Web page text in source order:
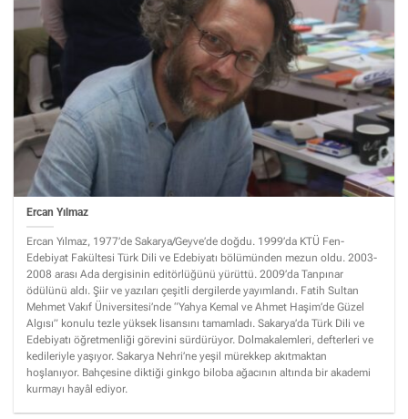
Ercan Yılmaz
Ercan Yılmaz, 1977’de Sakarya/Geyve’de doğdu. 1999’da KTÜ Fen-
Edebiyat Fakültesi Türk Dili ve Edebiyatı bölümünden mezun oldu. 2003-
2008 arası Ada dergisinin editörlüğünü yürüttü. 2009’da Tanpınar
ödülünü aldı. Şiir ve yazıları çeşitli dergilerde yayımlandı. Fatih Sultan
Mehmet Vakıf Üniversitesi’nde “Yahya Kemal ve Ahmet Haşim’de Güzel
Algısı” konulu tezle yüksek lisansını tamamladı. Sakarya’da Türk Dili ve
Edebiyatı öğretmenliği görevini sürdürüyor. Dolmakalemleri, defterleri ve
kedileriyle yaşıyor. Sakarya Nehri’ne yeşil mürekkep akıtmaktan
hoşlanıyor. Bahçesine diktiği ginkgo biloba ağacının altında bir akademi
kurmayı hayâl ediyor.